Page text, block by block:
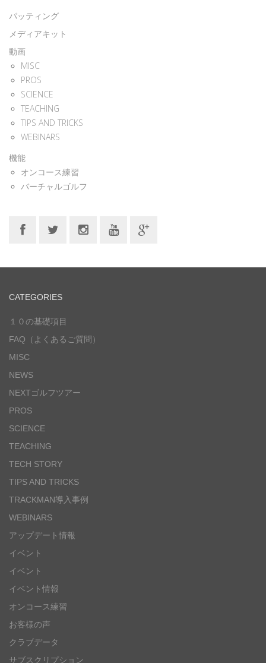
パッティング
メディアキット
動画
MISC
PROS
SCIENCE
TEACHING
TIPS AND TRICKS
WEBINARS
機能
オンコース練習
バーチャルゴルフ
CATEGORIES
１０の基礎項目
FAQ（よくあるご質問）
MISC
NEWS
NEXTゴルフツアー
PROS
SCIENCE
TEACHING
TECH STORY
TIPS AND TRICKS
TRACKMAN導入事例
WEBINARS
アップデート情報
イベント
イベント
イベント情報
オンコース練習
お客様の声
クラブデータ
サブスクリプション